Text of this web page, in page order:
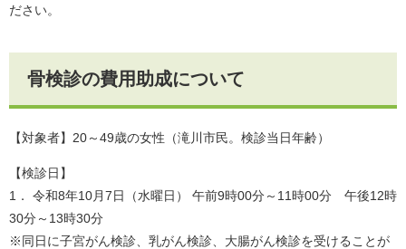
ださい。
骨検診の費用助成について
【対象者】20～49歳の女性（滝川市民。検診当日年齢）
【検診日】
1． 令和8年10月7日（水曜日） 午前9時00分～11時00分 午後12時
30分～13時30分
※同日に子宮がん検診、乳がん検診、大腸がん検診を受けることが